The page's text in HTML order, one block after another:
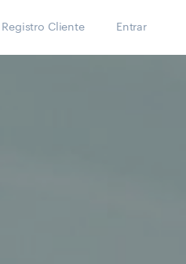
Registro Cliente Entrar